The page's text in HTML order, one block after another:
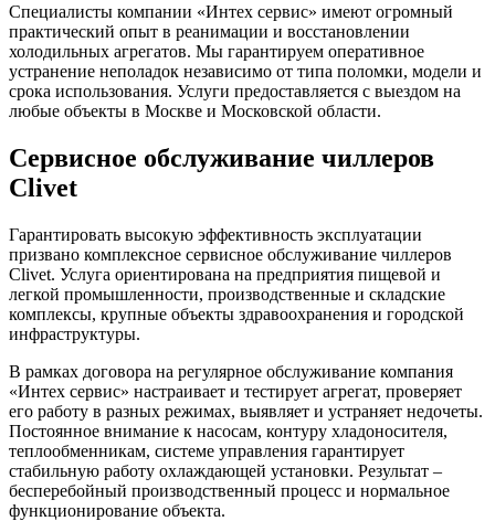
Специалисты компании «Интех сервис» имеют огромный
практический опыт в реанимации и восстановлении
холодильных агрегатов. Мы гарантируем оперативное
устранение неполадок независимо от типа поломки, модели и
срока использования. Услуги предоставляется с выездом на
любые объекты в Москве и Московской области.
Сервисное обслуживание чиллеров
Clivet
Гарантировать высокую эффективность эксплуатации
призвано комплексное сервисное обслуживание чиллеров
Clivet. Услуга ориентирована на предприятия пищевой и
легкой промышленности, производственные и складские
комплексы, крупные объекты здравоохранения и городской
инфраструктуры.
В рамках договора на регулярное обслуживание компания
«Интех сервис» настраивает и тестирует агрегат, проверяет
его работу в разных режимах, выявляет и устраняет недочеты.
Постоянное внимание к насосам, контуру хладоносителя,
теплообменникам, системе управления гарантирует
стабильную работу охлаждающей установки. Результат –
бесперебойный производственный процесс и нормальное
функционирование объекта.